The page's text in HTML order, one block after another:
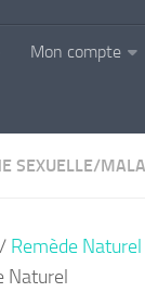
Mon compte
SEXUELLE/
/ Remède Naturel
Naturel